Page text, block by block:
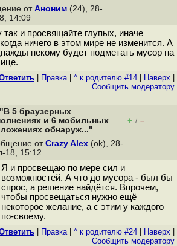
от Аноним (24), 28-
14:09
так и просвящайте глупых, иначе
ничего в этом мире не изменится. А
некому будет подметать мусор на
Правка| ^ к родителю #14 Наверх
Cообщить модератору
"В 5 браузерных
и 6 мобильных
обнаруж..."
+ / –
от Crazy Alex (ok), 28-
18, 15:12
Я и просвещаю по мере сил и
возможностей. А что до мусора - был бы
спрос, а решение найдётся. Впрочем,
чтобы просвещаться нужно ещё
некоторое желание, а с этим у каждого
по-своему.
Правка| ^ к родителю #24 Наверх
Cообщить модератору